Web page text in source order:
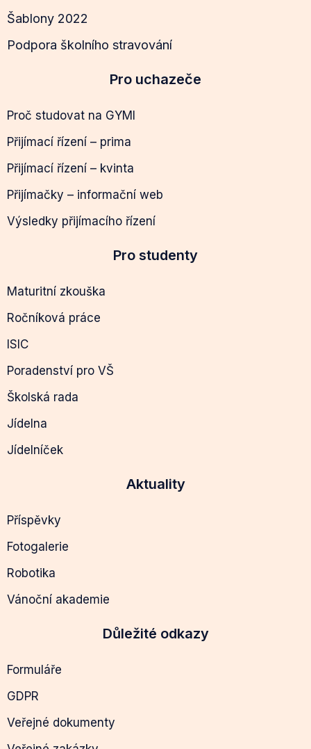
Šablony 2022
Podpora školního stravování
Pro uchazeče
Proč studovat na GYMI
Přijímací řízení – prima
Přijímací řízení – kvinta
Přijímačky – informační web
Výsledky přijímacího řízení
Pro studenty
Maturitní zkouška
Ročníková práce
ISIC
Poradenství pro VŠ
Školská rada
Jídelna
Jídelníček
Aktuality
Příspěvky
Fotogalerie
Robotika
Vánoční akademie
Důležité odkazy
Formuláře
GDPR
Veřejné dokumenty